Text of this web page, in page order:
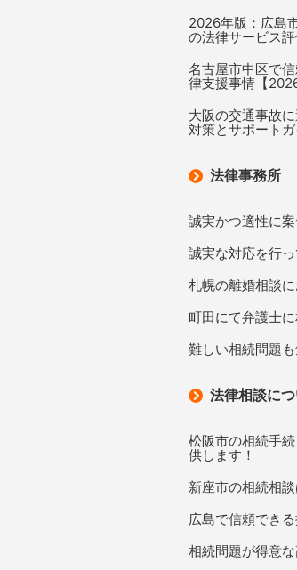
2026年版：広島
の法律サービス
名古屋市中区で
律支援事情【
大阪の交通事故
対策とサポート
法律事務所
誠実かつ適性に
誠実な対応を行
札幌の離婚相談
町田にて弁護士
難しい相続問題
法律相談に
松阪市の相続手
供します！
新座市の相続相
広島で信頼でき
相続問題が得意